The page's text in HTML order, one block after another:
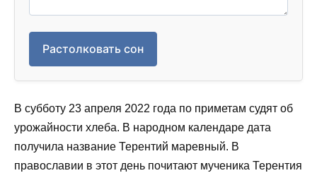
Растолковать сон
В субботу 23 апреля 2022 года по приметам судят об
урожайности хлеба. В народном календаре дата
получила название Терентий маревный. В
православии в этот день почитают мученика Терентия